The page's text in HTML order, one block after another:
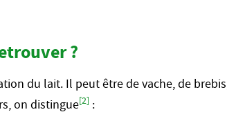
?
du lait. Il peut être de vache, de
on distingue[2] :